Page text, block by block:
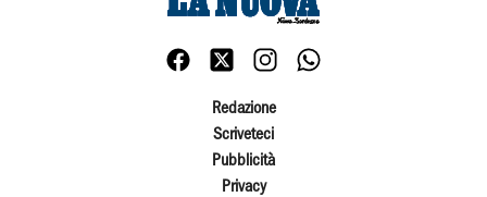
Redazione
Scriveteci
Pubblicità
Privacy